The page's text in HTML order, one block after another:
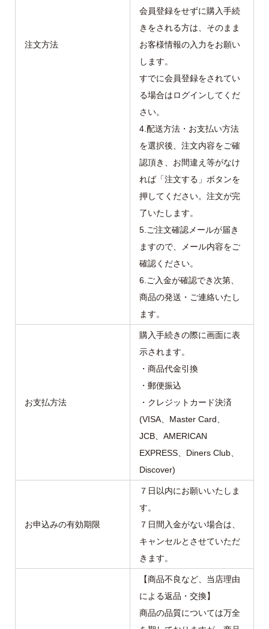
注文方法
会員登録をせずに購入手続
きをされる方は、そのまま
お客様情報の入力をお願い
します。
すでに会員登録をされてい
る場合はログインしてくだ
さい。
4.配送方法・お支払い方法
を選択後、注文内容をご確
認頂き、お間違え等がなけ
れば「注文する」ボタンを
押してください。注文が完
了いたします。
5.ご注文確認メールが届き
ますので、メール内容をご
確認ください。
6.ご入金が確認でき次第、
商品の発送・ご連絡いたし
ます。
お支払方法
購入手続きの際に画面に表
示されます。
・商品代金引換
・郵便振込
・クレジットカード決済
(VISA、Master Card、
JCB、AMERICAN
EXPRESS、Diners Club、
Discover)
お申込みの有効期限
７日以内にお願いいたしま
す。
７日間入金がない場合は、
キャンセルとさせていただ
きます。
【商品不良など、当店理由
による返品・交換】
商品の品質については万全